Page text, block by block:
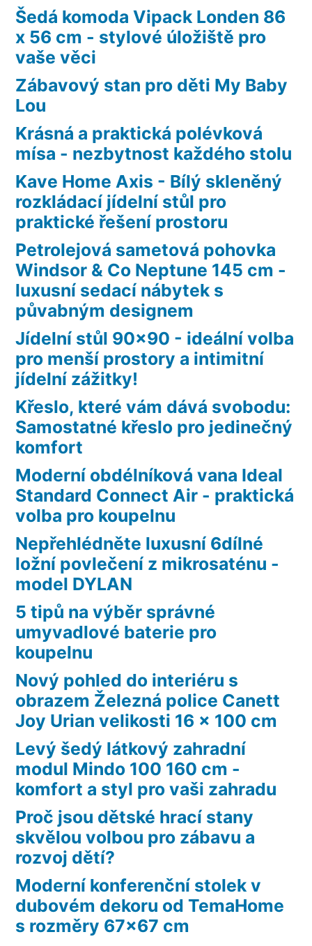
Šedá komoda Vipack Londen 86
x 56 cm - stylové úložiště pro
vaše věci
Zábavový stan pro děti My Baby
Lou
Krásná a praktická polévková
mísa - nezbytnost každého stolu
Kave Home Axis - Bílý skleněný
rozkládací jídelní stůl pro
praktické řešení prostoru
Petrolejová sametová pohovka
Windsor & Co Neptune 145 cm -
luxusní sedací nábytek s
půvabným designem
Jídelní stůl 90×90 - ideální volba
pro menší prostory a intimitní
jídelní zážitky!
Křeslo, které vám dává svobodu:
Samostatné křeslo pro jedinečný
komfort
Moderní obdélníková vana Ideal
Standard Connect Air - praktická
volba pro koupelnu
Nepřehlédněte luxusní 6dílné
ložní povlečení z mikrosaténu -
model DYLAN
5 tipů na výběr správné
umyvadlové baterie pro
koupelnu
Nový pohled do interiéru s
obrazem Železná police Canett
Joy Urian velikosti 16 x 100 cm
Levý šedý látkový zahradní
modul Mindo 100 160 cm -
komfort a styl pro vaši zahradu
Proč jsou dětské hrací stany
skvělou volbou pro zábavu a
rozvoj dětí?
Moderní konferenční stolek v
dubovém dekoru od TemaHome
s rozměry 67×67 cm